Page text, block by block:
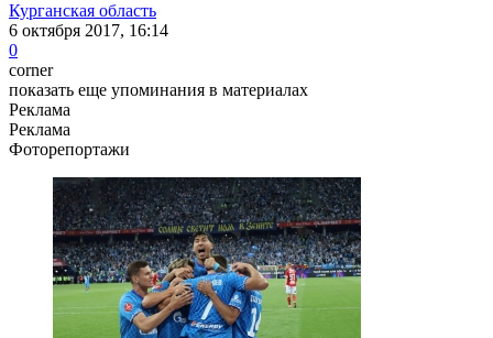
Курганская область
6 октября 2017, 16:14
0
corner
показать еще упоминания в материалах
Реклама
Реклама
Фоторепортажи